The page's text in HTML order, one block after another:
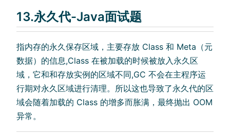
13.永久代-Java面试题
指内存的永久保存区域，主要存放 Class 和 Meta（元
数据）的信息,Class 在被加载的时候被放入永久区
域，它和和存放实例的区域不同,GC 不会在主程序运
行期对永久区域进行清理。所以这也导致了永久代的区
域会随着加载的 Class 的增多而胀满，最终抛出 OOM
异常。